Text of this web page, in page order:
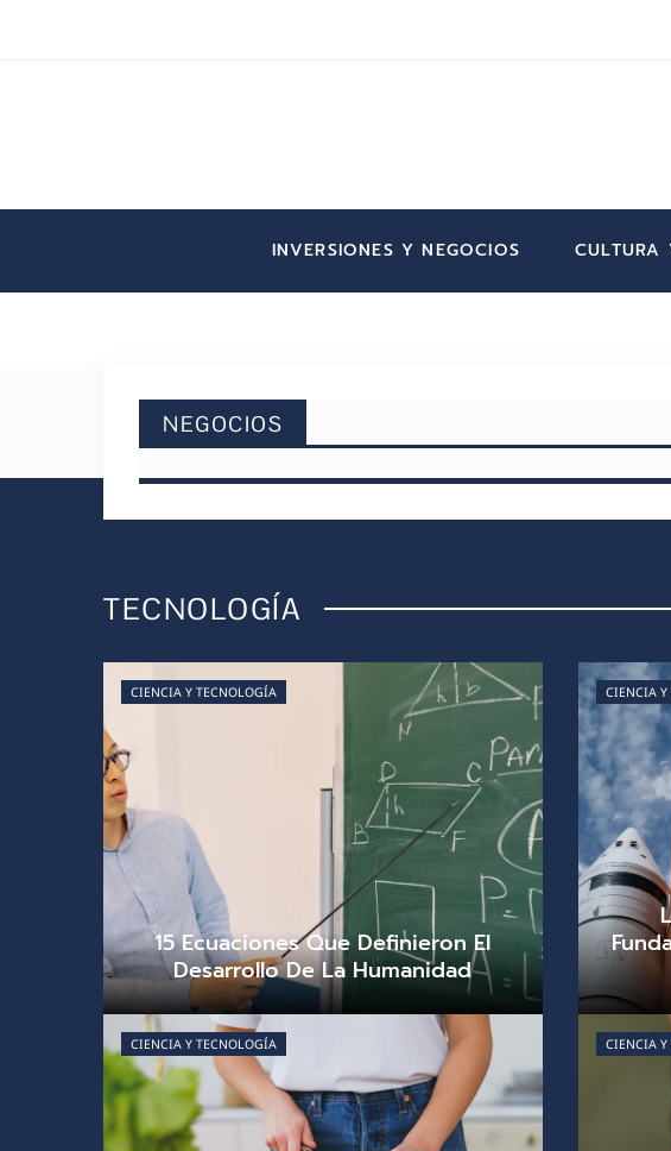
INVERSIONES Y NEGOCIOS CULTURA
NEGOCIOS
TECNOLOGÍA
15 Ecuaciones Que Definieron El
Desarrollo De La Humanidad
Renato Álvarez agosto 6, 2026
CIENCIA Y TECNOLOGÍA CIENCIA
CIENCIA Y TECNOLOGÍA CIENCIA